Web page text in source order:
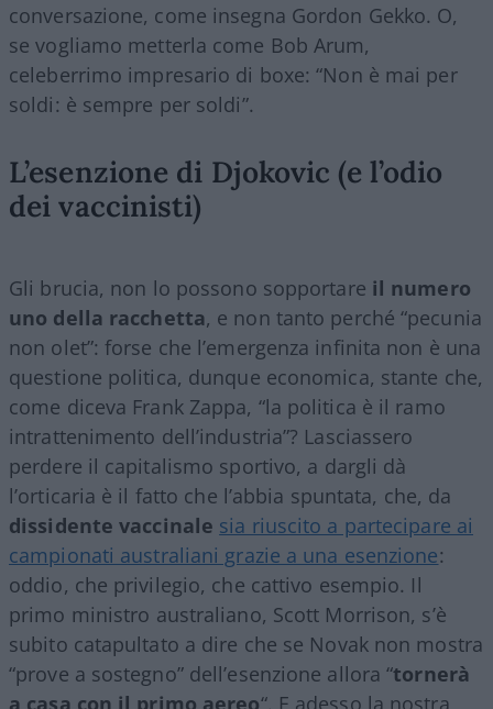
conversazione, come insegna Gordon Gekko. O,
se vogliamo metterla come Bob Arum,
celeberrimo impresario di boxe: “Non è mai per
soldi: è sempre per soldi”.
L’esenzione di Djokovic (e l’odio
dei vaccinisti)
Gli brucia, non lo possono sopportare il numero
uno della racchetta, e non tanto perché “pecunia
non olet”: forse che l’emergenza infinita non è una
questione politica, dunque economica, stante che,
come diceva Frank Zappa, “la politica è il ramo
intrattenimento dell’industria”? Lasciassero
perdere il capitalismo sportivo, a dargli dà
l’orticaria è il fatto che l’abbia spuntata, che, da
dissidente vaccinale sia riuscito a partecipare ai
campionati australiani grazie a una esenzione:
oddio, che privilegio, che cattivo esempio. Il
primo ministro australiano, Scott Morrison, s’è
subito catapultato a dire che se Novak non mostra
“prove a sostegno” dell’esenzione allora “tornerà
a casa con il primo aereo“. E adesso la nostra